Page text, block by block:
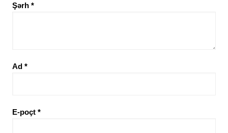
Şərh *
Ad *
E-poçt *